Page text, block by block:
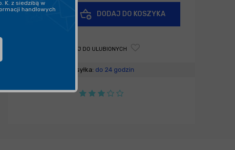
+
DODAJ DO KOSZYKA
DODAJ DO ULUBIONYCH
Wysyłka: do 24 godzin
K. z siedzibą w
handlowych